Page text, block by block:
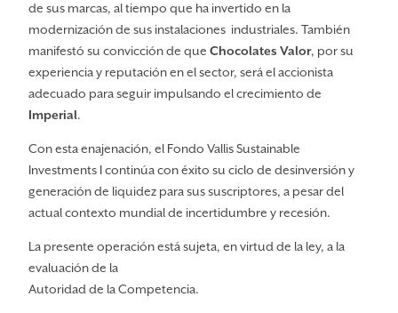
de sus marcas, al tiempo que ha invertido en la
modernización de sus instalaciones industriales. También
manifestó su convicción de que Chocolates Valor, por su
experiencia y reputación en el sector, será el accionista
adecuado para seguir impulsando el crecimiento de
Imperial.
Con esta enajenación, el Fondo Vallis Sustainable
Investments I continúa con éxito su ciclo de desinversión y
generación de liquidez para sus suscriptores, a pesar del
actual contexto mundial de incertidumbre y recesión.
La presente operación está sujeta, en virtud de la ley, a la
evaluación de la
Autoridad de la Competencia.